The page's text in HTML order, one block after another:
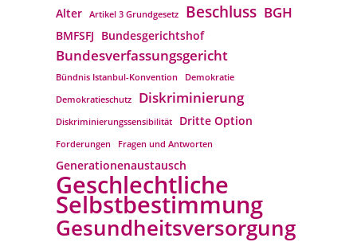
Alter Artikel 3 Grundgesetz Beschluss BGH
BMFSFJ Bundesgerichtshof
Bundesverfassungs­gericht
Bündnis Istanbul-Konvention
Demokratie
Demokratieschutz
Diskriminierung
Diskriminierungssensibilität Dritte Option
Forderungen Fragen und Antworten
Generationenaustausch
Geschlechtliche
Selbstbestimmung
Gesundheitsversorgung